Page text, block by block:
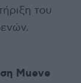
του
Mueve